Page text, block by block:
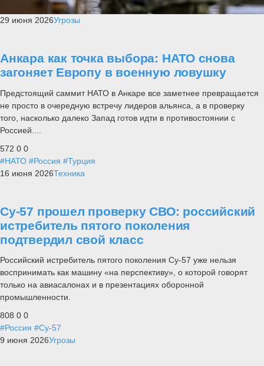
29 июня 2026Угрозы
Анкара как точка выбора: НАТО снова
загоняет Европу в военную ловушку
Предстоящий саммит НАТО в Анкаре все заметнее превращается
не просто в очередную встречу лидеров альянса, а в проверку
того, насколько далеко Запад готов идти в противостоянии с
Россией....
572 0 0
#НАТО #Россия #Турция
16 июня 2026Техника
Су-57 прошел проверку СВО: российский
истребитель пятого поколения
подтвердил свой класс
Российский истребитель пятого поколения Су-57 уже нельзя
воспринимать как машину «на перспективу», о которой говорят
только на авиасалонах и в презентациях оборонной
промышленности.
808 0 0
#Россия #Су-57
9 июня 2026Угрозы